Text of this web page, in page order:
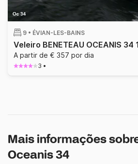
9 • ÉVIAN-LES-BAINS
Veleiro BENETEAU OCEANIS 34
A partir de € 357 por dia
3 •
Mais informações
Oceanis 34